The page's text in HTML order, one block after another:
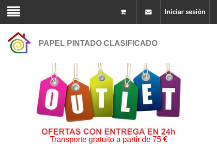
Iniciar sesión
PAPEL PINTADO CLASIFICADO
Transporte gratuito a partir de 75 €